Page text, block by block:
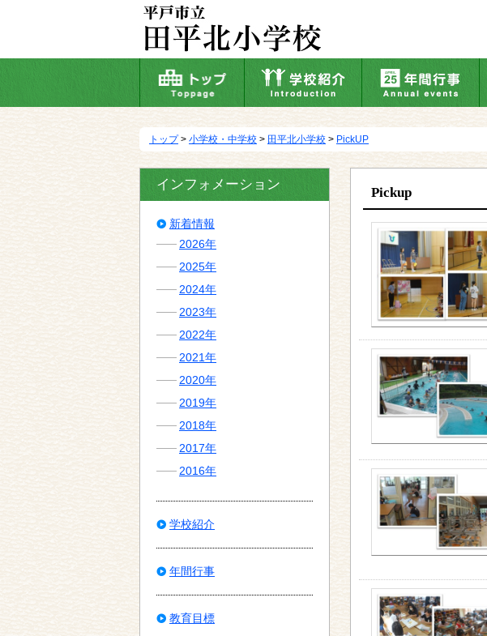
動
トップ> 小学校・中学校 > 田平北小学校 > PickUP
Pickup
インフォメーション
新着情報
2026年
2025年
2024年
2023年
2022年
2021年
2020年
2019年
2018年
2017年
2016年
学校紹介
年間行事
教育目標